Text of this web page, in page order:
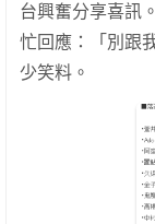
台興奮分享喜訊
忙回應：「別跟
少笑料。